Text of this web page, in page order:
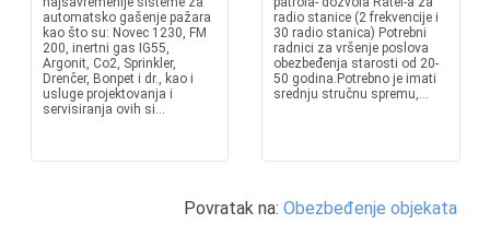
automatsko gašenje pažara
kao što su: Novec 1230, FM
200, inertni gas IG55,
Argonit, Co2, Sprinkler,
Drenčer, Bonpet i dr., kao i
usluge projektovanja i
servisiranja ovih si...
radio stanice (2 frekvencije i
30 radio stanica) Potrebni
radnici za vršenje poslova
obezbeđenja starosti od 20-
50 godina.Potrebno je imati
srednju stručnu spremu,...
Povratak na: Obezbeđenje objekata